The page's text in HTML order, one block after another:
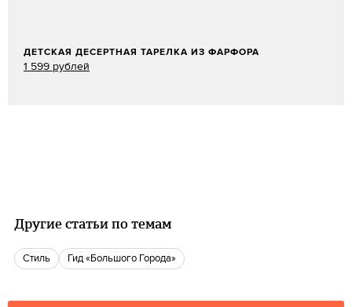
ДЕТСКАЯ ДЕСЕРТНАЯ ТАРЕЛКА ИЗ ФАРФОРА
1 599 рублей
Другие статьи по темам
Стиль Гид «Большого Города»